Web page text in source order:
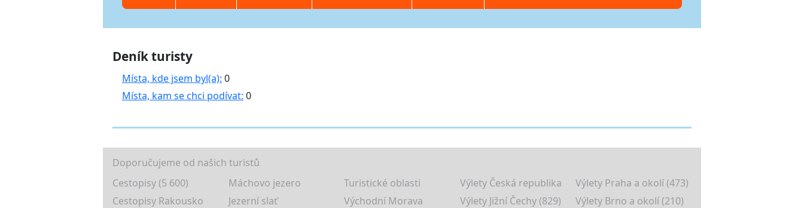
Deník turisty
Místa, kde jsem byl(a): 0
Místa, kam se chci podívat: 0
Doporučujeme od našich turistů
Cestopisy (5 600)
Máchovo jezero Turistické oblasti Výlety Česká republika
Výlety Praha a okolí (473)
Cestopisy Rakousko
Jezerní slať Východní Morava Výlety Jižní Čechy (829)
Výlety Brno a okolí (210)